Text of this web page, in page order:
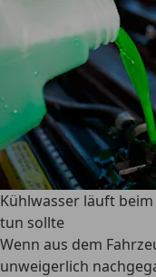
Kühlwasser läuft
tun sollte
Wenn aus dem
unweigerlich